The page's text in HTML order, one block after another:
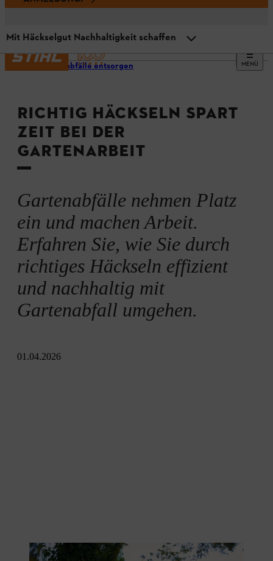
MENÜ
Gartenabfälle entsorgen
RICHTIG HÄCKSELN SPART
ZEIT BEI DER
GARTENARBEIT
Gartenabfälle nehmen Platz
ein und machen Arbeit.
Erfahren Sie, wie Sie durch
richtiges Häckseln effizient
und nachhaltig mit
Gartenabfall umgehen.
01.04.2026
Mit Häckselgut Nachhaltigkeit schaffen
Mit Häckseln Gartenabfälle verwerten
Was kann man häckseln?
Tipps und Tricks
Video: STIHL Garten-Häcksler GHE 140 L
Gartenhäcksler für jeden Anspruch
Mit Häckselgut Nachhaltigkeit schaffen